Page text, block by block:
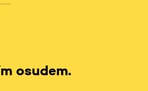
osudem.